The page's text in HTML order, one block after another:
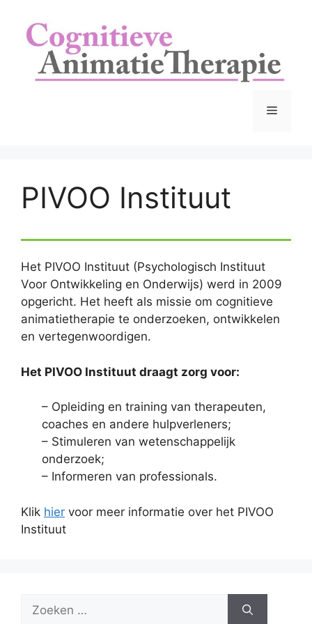
Menu
PIVOO Instituut
Het PIVOO Instituut (Psychologisch Instituut
Voor Ontwikkeling en Onderwijs) werd in 2009
opgericht. Het heeft als missie om cognitieve
animatietherapie te onderzoeken, ontwikkelen
en vertegenwoordigen.
Het PIVOO Instituut draagt zorg voor:
– Opleiding en training van therapeuten,
coaches en andere hulpverleners;
– Stimuleren van wetenschappelijk
onderzoek;
– Informeren van professionals.
Klik hier voor meer informatie over het PIVOO
Instituut
naar: